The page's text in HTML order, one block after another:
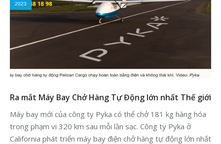
2023
Ra mắt Máy Bay Chở Hàng Tự Động lớn nhất Thế giới
Máy bay mới của công ty Pyka có thể chở 181 kg hàng hóa
trong phạm vi 320 km sau mỗi lần sạc. Công ty Pyka ở
California phát triển máy bay điện chở hàng tự động lớn nhất